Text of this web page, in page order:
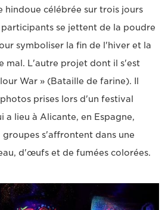
hindoue célébrée sur trois jours
se jettent de la poudre
symboliser la fin de l'hiver et la
mal. L'autre projet dont il s'est
War » (Bataille de farine). Il
prises lors d'un festival
a lieu à Alicante, en Espagne,
s'affrontent dans une
d'œufs et de fumées colorées.